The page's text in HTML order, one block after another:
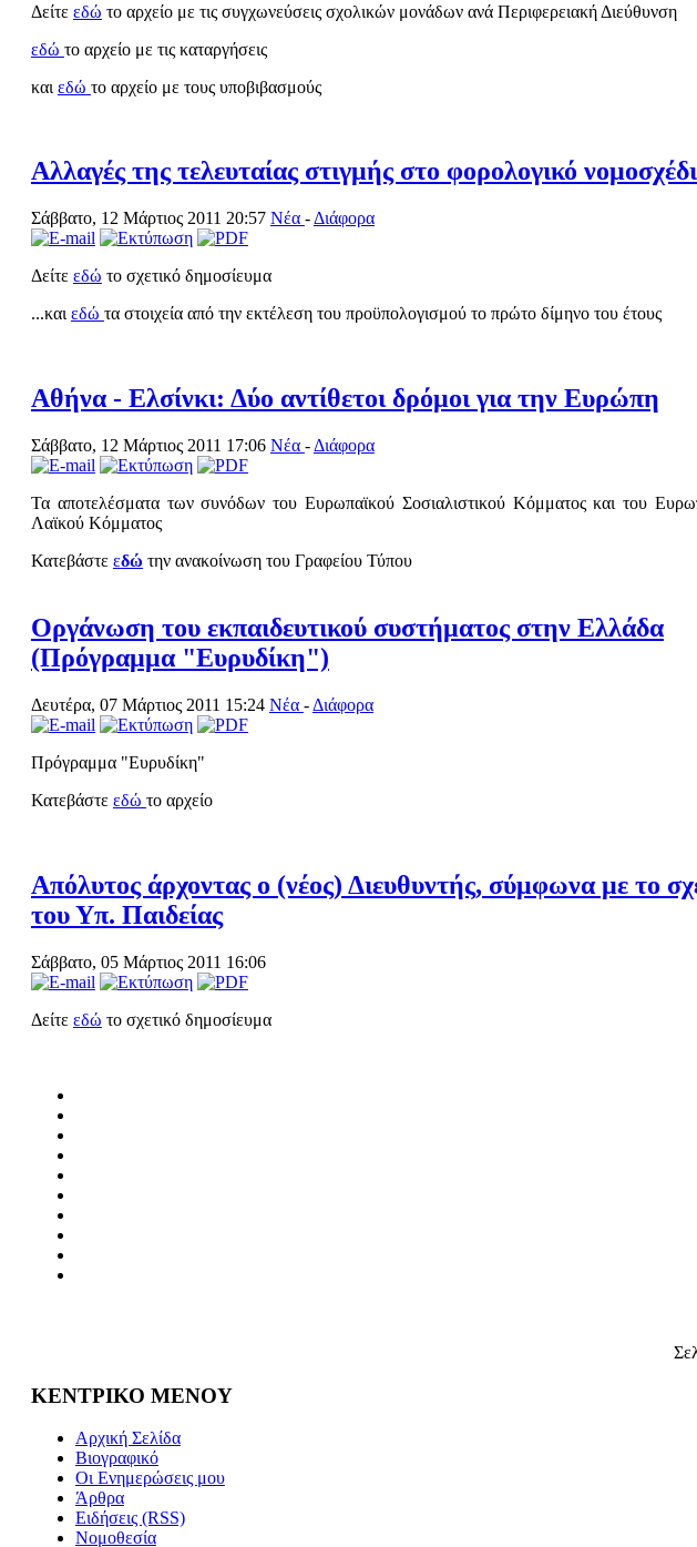
Δείτε εδώ το αρχείο με τις συγχωνεύσεις σχολικών μονάδων ανά Περιφερειακή Διεύθυνση
εδώ το αρχείο με τις καταργήσεις
και εδώ το αρχείο με τους υποβιβασμούς
Αλλαγές της τελευταίας στιγμής στο φορολογικό
Σάββατο, 12 Μάρτιος 2011 20:57 Νέα - Διάφορα
Δείτε εδώ το σχετικό δημοσίευμα
...και εδώ τα στοιχεία από την εκτέλεση του προϋπολογισμού το πρώτο δίμηνο του έτους
Αθήνα - Ελσίνκι: Δύο αντίθετοι δρόμοι για την Ευρώπη
Σάββατο, 12 Μάρτιος 2011 17:06 Νέα - Διάφορα
Τα αποτελέσματα των συνόδων του Ευρωπαϊκού Σοσιαλιστικού Κόμματος και του
Λαϊκού Κόμματος
Κατεβάστε εδώ την ανακοίνωση του Γραφείου Τύπου
Οργάνωση του εκπαιδευτικού συστήματος στην Ελλάδα
(Πρόγραμμα "Ευρυδίκη")
Δευτέρα, 07 Μάρτιος 2011 15:24 Νέα - Διάφορα
Πρόγραμμα "Ευρυδίκη"
Κατεβάστε εδώ το αρχείο
Απόλυτος άρχοντας ο (νέος) Διευθυντής, σύμφωνα με το
του Υπ. Παιδείας
Σάββατο, 05 Μάρτιος 2011 16:06
Δείτε εδώ το σχετικό δημοσίευμα
ΚΕΝΤΡΙΚΟ ΜΕΝΟΥ
Αρχική Σελίδα
Βιογραφικό
Οι Ενημερώσεις μου
Άρθρα
Ειδήσεις (RSS)
Νομοθεσία